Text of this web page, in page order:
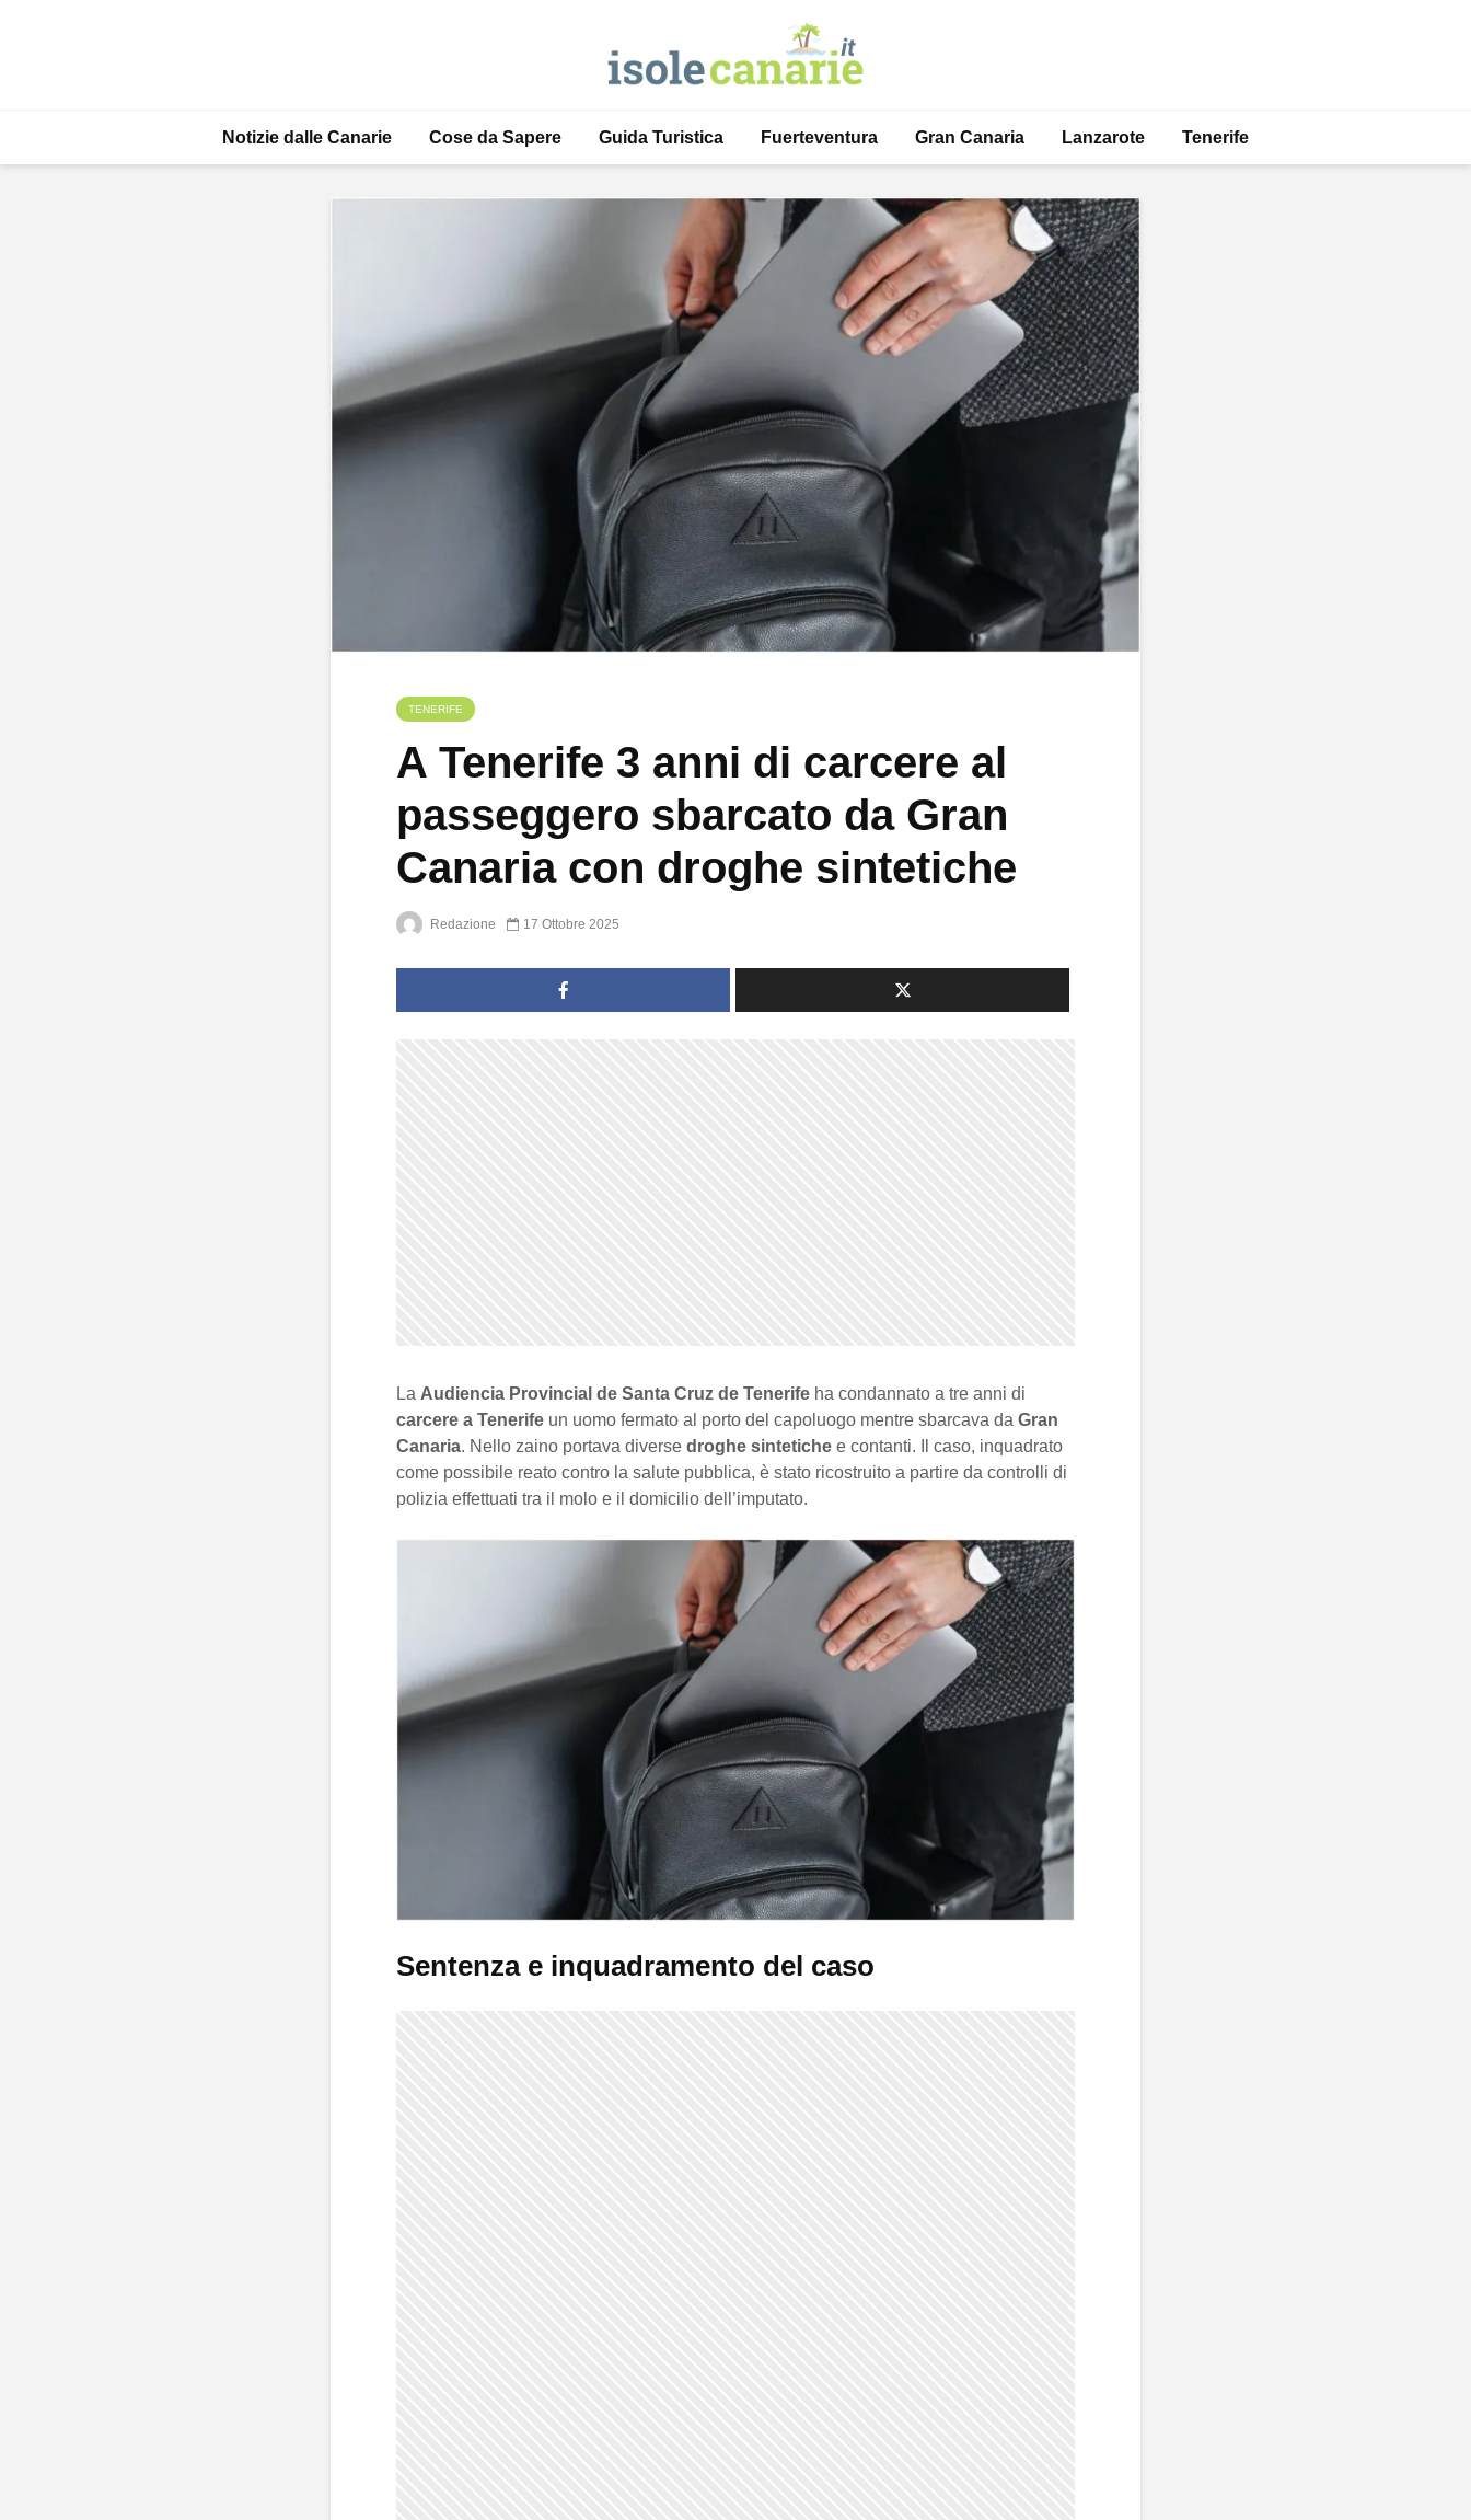
Notizie dalle Canarie Cose da Sapere Guida Turistica Fuerteventura Gran Canaria Lanzarote Tenerife
TENERIFE
A Tenerife 3 anni di carcere al
passeggero sbarcato da Gran
Canaria con droghe sintetiche
Redazione 17 Ottobre 2025
La Audiencia Provincial de Santa Cruz de Tenerife ha condannato a tre anni di
carcere a Tenerife un uomo fermato al porto del capoluogo mentre sbarcava da Gran
Canaria. Nello zaino portava diverse droghe sintetiche e contanti. Il caso, inquadrato
come possibile reato contro la salute pubblica, è stato ricostruito a partire da controlli di
polizia effettuati tra il molo e il domicilio dell’imputato.
Sentenza e inquadramento del caso